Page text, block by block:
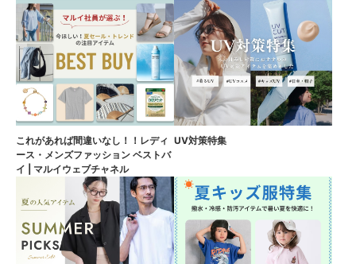
これがあれば間違いなし！！レディ
ース・メンズファッション ベストバ
イ | マルイウェブチャネル
UV対策特集